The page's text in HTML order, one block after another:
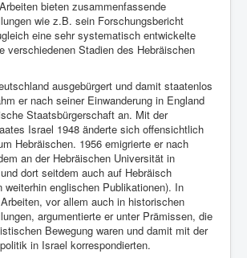
bieten zusammenfassende
wie z.B. sein Forschungsbericht
eine sehr systematisch entwickelte
verschiedenen Stadien des Hebräischen
ausgebürgert und damit staatenlos
er nach seiner Einwanderung in England
Staatsbürgerschaft an. Mit der
Israel 1948 änderte sich offensichtlich
Hebräischen. 1956 emigrierte er nach
an der Hebräischen Universität in
dort seitdem auch auf Hebräisch
weiterhin englischen Publikationen). In
vor allem auch in historischen
argumentierte er unter Prämissen, die
Bewegung waren und damit mit der
in Israel korrespondierten.